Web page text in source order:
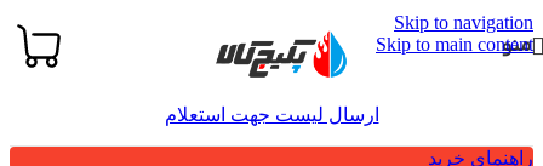
Skip to navigation
Skip to main content
منو
ارسال لیست جهت استعلام
راهنمای خرید